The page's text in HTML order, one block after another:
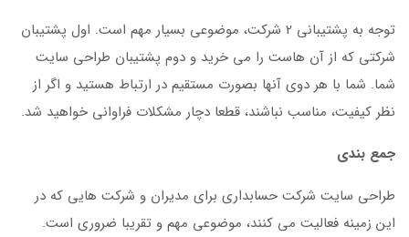
توجه به پشتیبانی 2 شرکت، موضوعی بسیار مهم است. اول پشتیبان
شرکتی که از آن هاست را می خرید و دوم پشتیبان طراحی سایت
شما. شما با هر دوی آنها بصورت مستقیم در ارتباط هستید و اگر از
نظر کیفیت، مناسب نباشند، قطعا دچار مشکلات فراوانی خواهید شد.
جمع بندی
طراحی سایت شرکت حسابداری برای مدیران و شرکت هایی که در
این زمینه فعالیت می کنند، موضوعی مهم و تقریبا ضروری است.